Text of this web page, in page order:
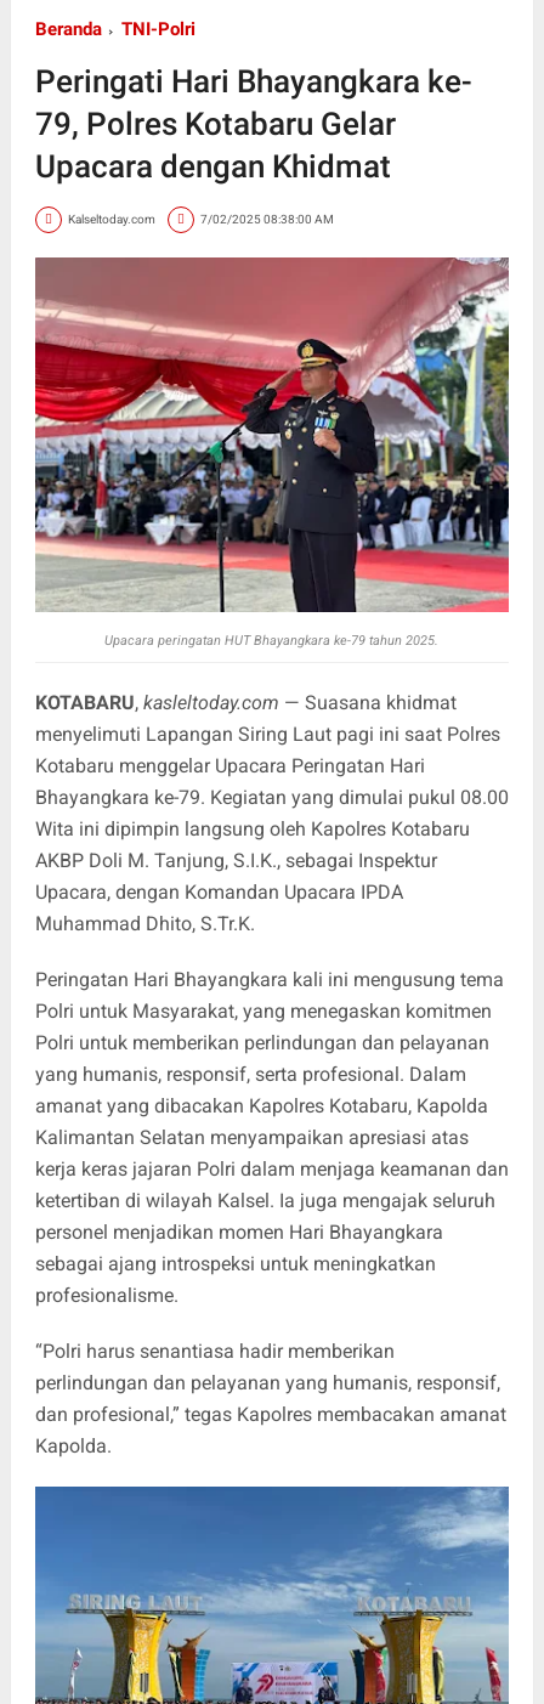
Beranda TNI-Polri
Peringati Hari Bhayangkara ke-
79, Polres Kotabaru Gelar
Upacara dengan Khidmat
Kalseltoday.com 7/02/2025 08:38:00 AM
Upacara peringatan HUT Bhayangkara ke-79 tahun 2025.
KOTABARU, kasleltoday.com — Suasana khidmat
menyelimuti Lapangan Siring Laut pagi ini saat Polres
Kotabaru menggelar Upacara Peringatan Hari
Bhayangkara ke-79. Kegiatan yang dimulai pukul 08.00
Wita ini dipimpin langsung oleh Kapolres Kotabaru
AKBP Doli M. Tanjung, S.I.K., sebagai Inspektur
Upacara, dengan Komandan Upacara IPDA
Muhammad Dhito, S.Tr.K.
Peringatan Hari Bhayangkara kali ini mengusung tema
Polri untuk Masyarakat, yang menegaskan komitmen
Polri untuk memberikan perlindungan dan pelayanan
yang humanis, responsif, serta profesional. Dalam
amanat yang dibacakan Kapolres Kotabaru, Kapolda
Kalimantan Selatan menyampaikan apresiasi atas
kerja keras jajaran Polri dalam menjaga keamanan dan
ketertiban di wilayah Kalsel. Ia juga mengajak seluruh
personel menjadikan momen Hari Bhayangkara
sebagai ajang introspeksi untuk meningkatkan
profesionalisme.
“Polri harus senantiasa hadir memberikan
perlindungan dan pelayanan yang humanis, responsif,
dan profesional,” tegas Kapolres membacakan amanat
Kapolda.